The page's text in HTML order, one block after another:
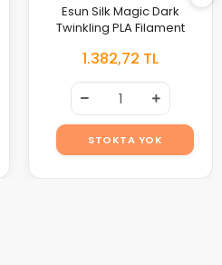
Esun Silk Magic Dark
Twinkling PLA Filament
1.382,72 TL
STOKTA YOK